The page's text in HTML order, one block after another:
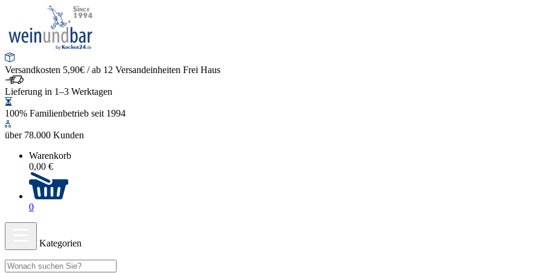
Versandkosten 5,90€ / ab 12 Versandeinheiten Frei Haus
Lieferung in 1–3 Werktagen
100% Familienbetrieb seit 1994
über 78.000 Kunden
Warenkorb
0,00 €
0
Kategorien